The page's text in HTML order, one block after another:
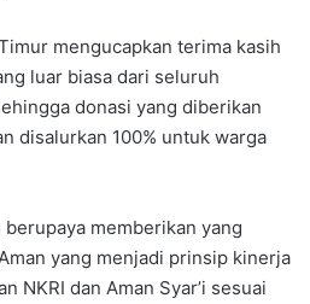
mengucapkan terima kasih
luar biasa dari seluruh
donasi yang diberikan
disalurkan 100% untuk warga
memberikan yang
yang menjadi prinsip kinerja
NKRI dan Aman Syar’i sesuai